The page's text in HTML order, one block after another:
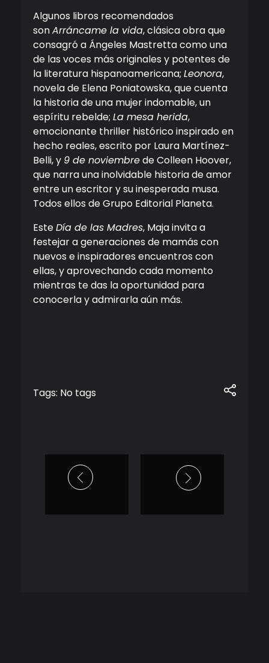
Algunos libros recomendados
sonArráncame la vida, clásica obra que
consagró a Ángeles Mastretta como una
de las voces más originales y potentes de
la literatura hispanoamericana; Leonora,
novela de Elena Poniatowska, que cuenta
la historia de una mujer indomable, un
espíritu rebelde; La mesa herida,
emocionante thriller histórico inspirado en
hecho reales, escrito por Laura Martínez-
Belli, y 9 de noviembrede Colleen Hoover,
que narra una inolvidable historia de amor
entre un escritor y su inesperada musa.
Todos ellos de Grupo Editorial Planeta.
EsteDía de las Madres, Maja invita a
festejar a generaciones de mamás con
nuevos e inspiradores encuentros con
ellas, y aprovechando cada momento
mientras te das la oportunidad para
conocerla y admirarla aún más.
Tags: No tags